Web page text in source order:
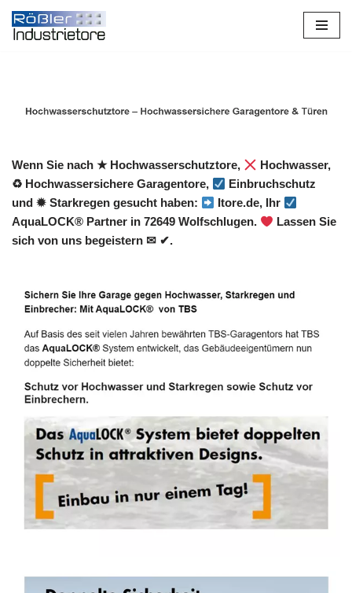
Zum
Wenn Sie nach ★ Hochwasserschutztore,
Hochwasser,
♻ Hochwassersichere Garagentore,
Einbruchschutz
und ✹ Starkregen gesucht haben:
Itore.de, Ihr
AquaLOCK® Partner in 72649 Wolfschlugen.
Lassen Sie
sich von uns begeistern ✉ ✔.